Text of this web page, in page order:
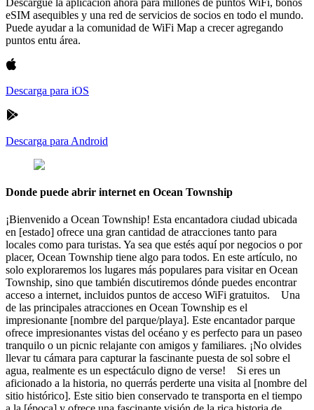
eSIM asequibles y una red de servicios de socios en todo el mundo.
Puede ayudar a la comunidad de WiFi Map a crecer agregando
puntos entu área.
Descarga para iOS
Descarga para Android
Donde puede abrir internet en Ocean Township
¡Bienvenido a Ocean Township! Esta encantadora ciudad ubicada
en [estado] ofrece una gran cantidad de atracciones tanto para
locales como para turistas. Ya sea que estés aquí por negocios o por
placer, Ocean Township tiene algo para todos. En este artículo, no
solo exploraremos los lugares más populares para visitar en Ocean
Township, sino que también discutiremos dónde puedes encontrar
acceso a internet, incluidos puntos de acceso WiFi gratuitos. Una
de las principales atracciones en Ocean Township es el
impresionante [nombre del parque/playa]. Este encantador parque
ofrece impresionantes vistas del océano y es perfecto para un paseo
tranquilo o un picnic relajante con amigos y familiares. ¡No olvides
llevar tu cámara para capturar la fascinante puesta de sol sobre el
agua, realmente es un espectáculo digno de verse! Si eres un
aficionado a la historia, no querrás perderte una visita al [nombre del
sitio histórico]. Este sitio bien conservado te transporta en el tiempo